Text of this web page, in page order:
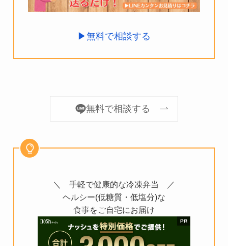
▶︎無料で相談する
無料で相談する
＼ 手軽で健康的な冷凍弁当 ／
ヘルシー(低糖質・低塩分)な
食事をご自宅にお届け